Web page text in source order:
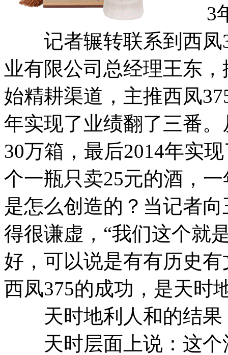
3年
记者辗转联系到西凤
业有限公司总经理王东
始精耕渠道，主推西凤
年实现了业绩翻了三番。
30万箱，最后2014年实
个一瓶只卖25元的酒，
是怎么创造的？当记者
得很谦虚，“我们这个就
好，可以说是有有历史
西凤375的成功，是天时
天时地利人和的结果
天时层面上说：这个